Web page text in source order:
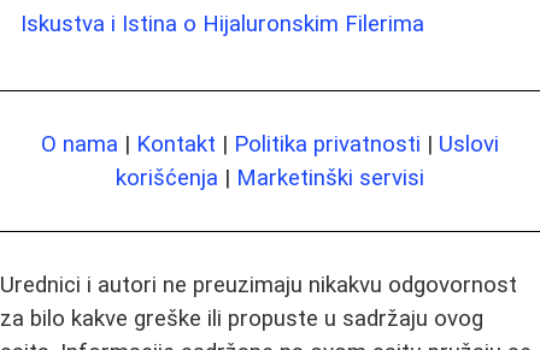
Iskustva i Istina o Hijaluronskim Filerima
O nama | Kontakt | Politika privatnosti | Uslovi
korišćenja | Marketinški servisi
Urednici i autori ne preuzimaju nikakvu odgovornost
za bilo kakve greške ili propuste u sadržaju ovog